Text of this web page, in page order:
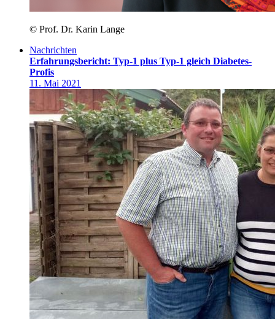
© Prof. Dr. Karin Lange
Nachrichten
Erfahrungsbericht: Typ-1 plus Typ-1 gleich Diabetes-
Profis
11. Mai 2021